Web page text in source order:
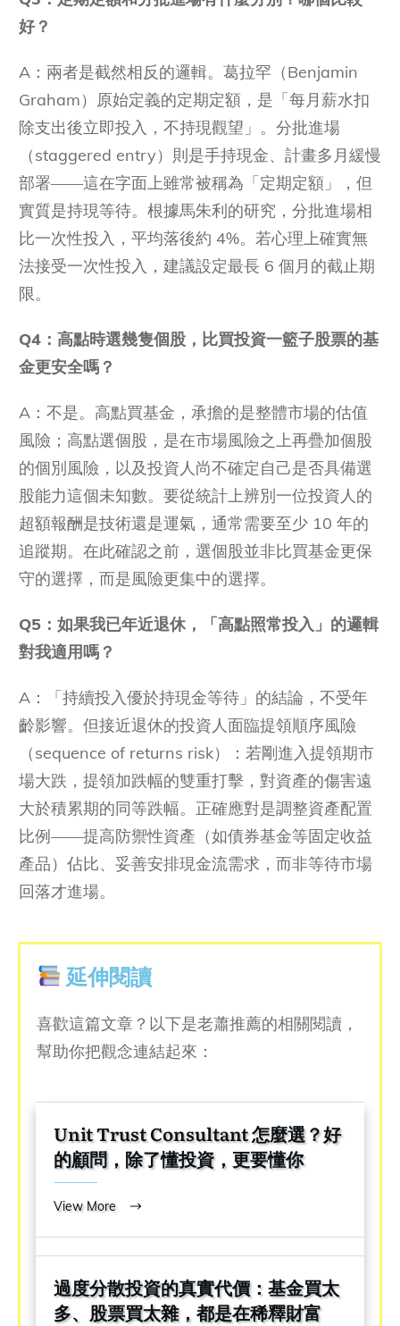
好？
A：兩者是截然相反的邏輯。葛拉罕（Benjamin
Graham）原始定義的定期定額，是「每月薪水扣
除支出後立即投入，不持現觀望」。分批進場
（staggered entry）則是手持現金、計畫多月緩慢
部署——這在字面上雖常被稱為「定期定額」，但
實質是持現等待。根據馬朱利的研究，分批進場相
比一次性投入，平均落後約 4%。若心理上確實無
法接受一次性投入，建議設定最長 6 個月的截止期
限。
Q4：高點時選幾隻個股，比買投資一籃子股票的基
金更安全嗎？
A：不是。高點買基金，承擔的是整體市場的估值
風險；高點選個股，是在市場風險之上再疊加個股
的個別風險，以及投資人尚不確定自己是否具備選
股能力這個未知數。要從統計上辨別一位投資人的
超額報酬是技術還是運氣，通常需要至少 10 年的
追蹤期。在此確認之前，選個股並非比買基金更保
守的選擇，而是風險更集中的選擇。
Q5：如果我已年近退休，「高點照常投入」的邏輯
對我適用嗎？
A：「持續投入優於持現金等待」的結論，不受年
齡影響。但接近退休的投資人面臨提領順序風險
（sequence of returns risk）：若剛進入提領期市
場大跌，提領加跌幅的雙重打擊，對資產的傷害遠
大於積累期的同等跌幅。正確應對是調整資產配置
比例——提高防禦性資產（如債券基金等固定收益
產品）佔比、妥善安排現金流需求，而非等待市場
回落才進場。
延伸閱讀
喜歡這篇文章？以下是老蕭推薦的相關閱讀，
幫助你把觀念連結起來：
Unit Trust Consultant 怎麼選？好
的顧問，除了懂投資，更要懂你
View More
過度分散投資的真實代價：基金買太
多、股票買太雜，都是在稀釋財富